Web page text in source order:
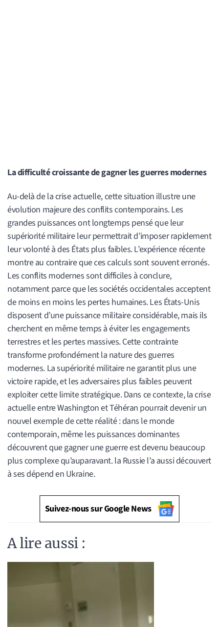
La difficulté croissante de gagner les guerres modernes
Au-delà de la crise actuelle, cette situation illustre une
évolution majeure des conflits contemporains. Les
grandes puissances ont longtemps pensé que leur
supériorité militaire leur permettrait d’imposer rapidement
leur volonté à des États plus faibles. L’expérience récente
montre au contraire que ces calculs sont souvent erronés.
Les conflits modernes sont difficiles à conclure,
notamment parce que les sociétés occidentales acceptent
de moins en moins les pertes humaines. Les États-Unis
disposent d’une puissance militaire considérable, mais ils
cherchent en même temps à éviter les engagements
terrestres et les pertes massives. Cette contrainte
transforme profondément la nature des guerres
modernes. La supériorité militaire ne garantit plus une
victoire rapide, et les adversaires plus faibles peuvent
exploiter cette limite stratégique. Dans ce contexte, la crise
actuelle entre Washington et Téhéran pourrait devenir un
nouvel exemple de cette réalité : dans le monde
contemporain, même les puissances dominantes
découvrent que gagner une guerre est devenu beaucoup
plus complexe qu’auparavant. la Russie l’a aussi découvert
à ses dépend en Ukraine.
Suivez-nous sur Google News
A lire aussi :